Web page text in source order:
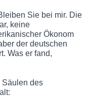
Sie bei mir. Die
keine
Ökonom
der deutschen
Was er fand,
Säulen des